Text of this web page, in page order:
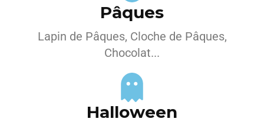
Pâques
Lapin de Pâques, Cloche de Pâques,
Chocolat...
Halloween